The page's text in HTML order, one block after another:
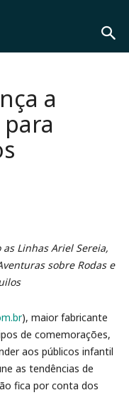
a
Linhas Ariel Sereia,
sobre Rodas e
), maior fabricante
de comemorações,
aos públicos infantil
as tendências de
fica por conta dos